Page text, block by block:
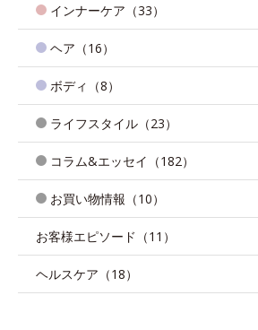
インナーケア（33）
ヘア（16）
ボディ（8）
ライフスタイル（23）
コラム&エッセイ（182）
お買い物情報（10）
お客様エピソード（11）
ヘルスケア（18）